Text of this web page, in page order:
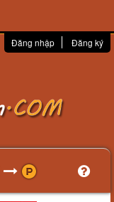
Đăng nhập Đăng ký